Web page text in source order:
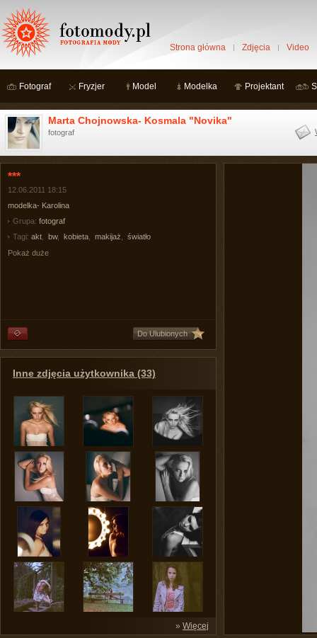
Strona główna Zdjęcia Video
Fotograf Fryzjer Model Modelka Projektant
Marta Chojnowska- Kosmala "Novika"
fotograf
***
12.06.2011 18:15
modelka- Karolina
Grupa: fotograf
Tagi: akt bw, kobieta makijaż
światło
Pokaż duże
Do Ulubionych
Inne zdjęcia użytkownika (33)
» Więcej